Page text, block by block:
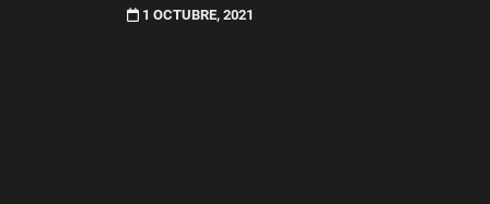
1 OCTUBRE, 2021